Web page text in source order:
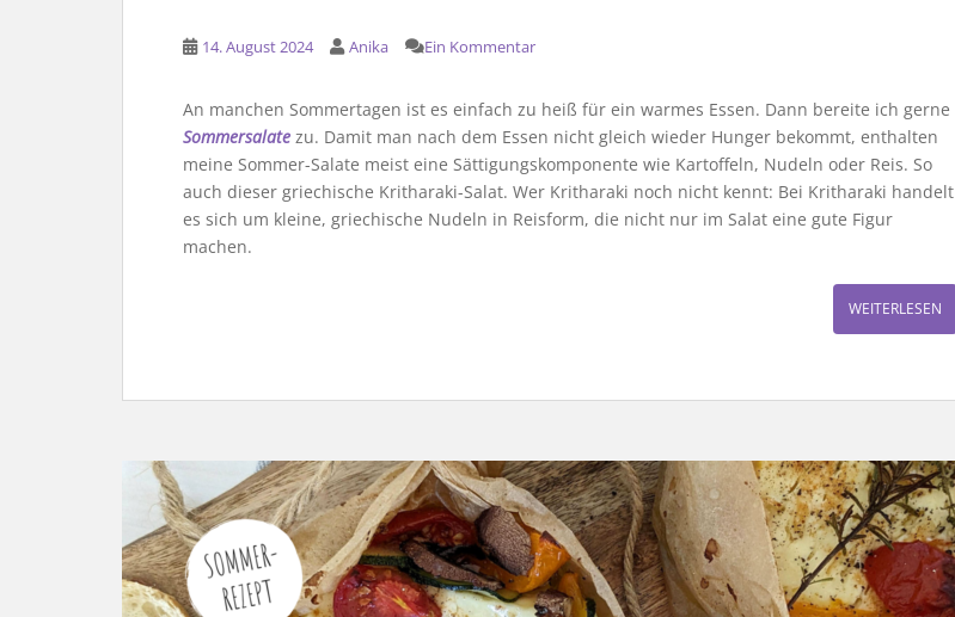
14. August 2024 Anika Ein Kommentar
An manchen Sommertagen ist es einfach zu heiß für ein warmes Essen. Dann bereite ich gerne
Sommersalate zu. Damit man nach dem Essen nicht gleich wieder Hunger bekommt, enthalten
meine Sommer-Salate meist eine Sättigungskomponente wie Kartoffeln, Nudeln oder Reis. So
auch dieser griechische Kritharaki-Salat. Wer Kritharaki noch nicht kennt: Bei Kritharaki handelt
es sich um kleine, griechische Nudeln in Reisform, die nicht nur im Salat eine gute Figur
machen.
WEITERLESEN